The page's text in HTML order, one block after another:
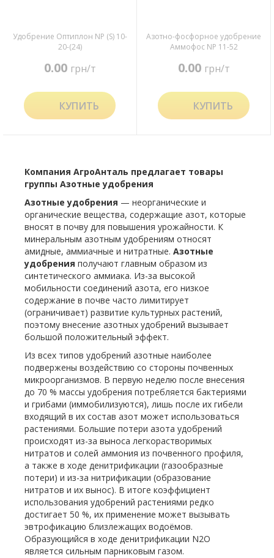
Удобрение Оптиплон NP (S) 10-
20-(24)
0.00 грн/т
КУПИТЬ
Азотно-фосфорное удобрение
Аммофос NP 11-52
0.00 грн/т
КУПИТЬ
Компания АгроАнталь предлагает товары
группы Азотные удобрения
Азотные удобрения — неорганические и
органические вещества, содержащие азот, которые
вносят в почву для повышения урожайности. К
минеральным азотным удобрениям относят
амидные, аммиачные и нитратные. Азотные
удобрения получают главным образом из
синтетического аммиака. Из-за высокой
мобильности соединений азота, его низкое
содержание в почве часто лимитирует
(ограничивает) развитие культурных растений,
поэтому внесение азотных удобрений вызывает
большой положительный эффект.
Из всех типов удобрений азотные наиболее
подвержены воздействию со стороны почвенных
микроорганизмов. В первую неделю после внесения
до 70 % массы удобрения потребляется бактериями
и грибами (иммобилизуются), лишь после их гибели
входящий в их состав азот может использоваться
растениями. Большие потери азота удобрений
происходят из-за выноса легкорастворимых
нитратов и солей аммония из почвенного профиля,
а также в ходе денитрификации (газообразные
потери) и из-за нитрификации (образование
нитратов и их вынос). В итоге коэффициент
использования удобрений растениями редко
достигает 50 %, их применение может вызывать
эвтрофикацию близлежащих водоёмов.
Образующийся в ходе денитрификации N2O
является сильным парниковым газом.